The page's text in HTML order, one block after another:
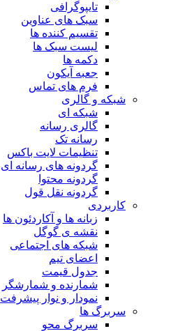
تایپوگرافی
سبک های عناوین
تقسیم کننده ها
لیست سبک ها
دکمه ها
جعبه آیکون
فرم های تماس
شبکه و گالری
شبکه ای
گالری رسانه
رسانه تک
تنظیمات لایت باکس
گردونه های رسانه ای
گردونه محتوا
گردونه نقل قول
کاربردی
زبانه ها و آکاردئون ها
نقشه ی گوگل
شبکه های اجتماعی
اعضای تیم
جدول قیمت
شمارنده و شمارشگر
نمودار و نوار پیشرفت
سربرگ ها
سربرگ محو